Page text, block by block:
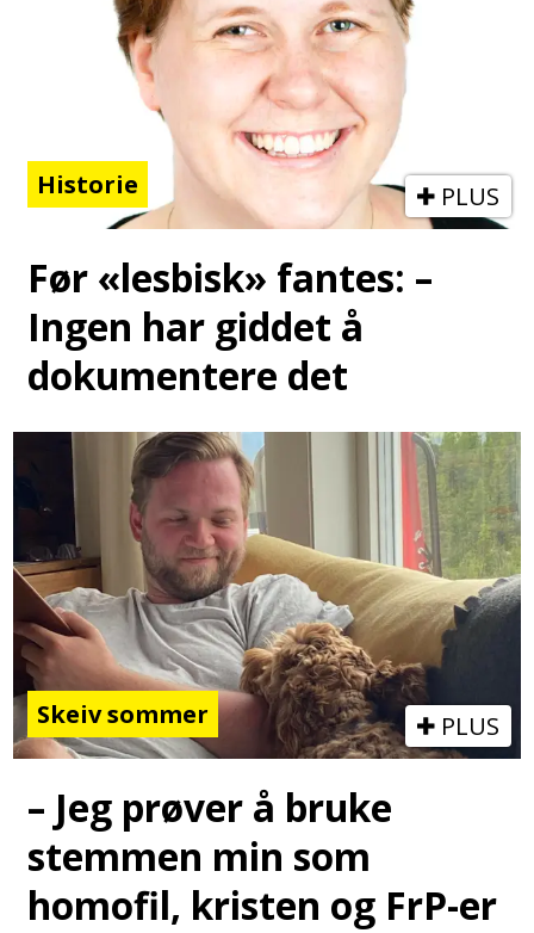
Historie PLUS
Før «lesbisk» fantes: –
Ingen har giddet å
dokumentere det
Skeiv sommer PLUS
– Jeg prøver å bruke
stemmen min som
homofil, kristen og FrP-er